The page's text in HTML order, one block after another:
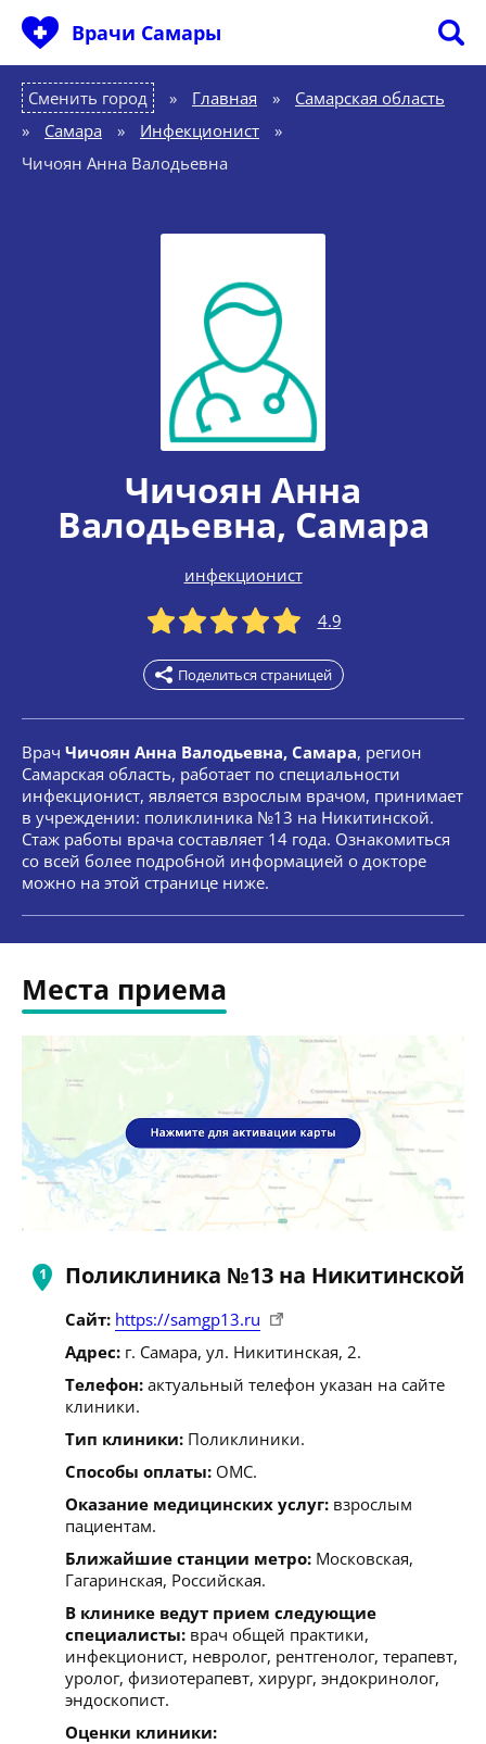
Врачи Самары
Сменить город Главная »
Самарская область
»
Самара » Инфекционист
»
Чичоян Анна Валодьевна
Чичоян Анна
Валодьевна, Самара
инфекционист
4.9
Поделиться страницей
Врач Чичоян Анна Валодьевна, Самара, регион
Самарская область, работает по специальности
инфекционист, является взрослым врачом, принимает
в учреждении: поликлиника №13 на Никитинской.
Стаж работы врача составляет 14 года. Ознакомиться
со всей более подробной информацией о докторе
можно на этой странице ниже.
Места приема
Поликлиника №13 на Никитинской
Сайт: https://samgp13.ru
Адрес: г. Самара, ул. Никитинская, 2.
Телефон: актуальный телефон указан на сайте
клиники.
Тип клиники: Поликлиники.
Способы оплаты: ОМС.
Оказание медицинских услуг: взрослым
пациентам.
Ближайшие станции метро: Московская,
Гагаринская, Российская.
В клинике ведут прием следующие
специалисты: врач общей практики,
инфекционист, невролог, рентгенолог, терапевт,
уролог, физиотерапевт, хирург, эндокринолог,
эндоскопист.
Оценки клиники: